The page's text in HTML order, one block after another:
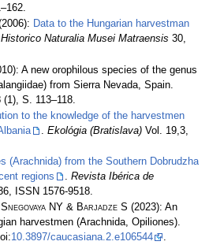
Data to the Hungarian harvestman
Naturalia Musei Matraensis 30,
A new orophilous species of the genus
from Sierra Nevada, Spain.
(1), S. 113–118.
to the knowledge of the harvestmen
. Ekológia (Bratislava) Vol. 19,3,
(Arachnida) from the Southern Dobrudzha
regions
. Revista Ibérica de
ISSN 1576-9518.
NY & Barjadze S (2023): An
harvestmen (Arachnida, Opiliones).
10.3897/caucasiana.2.e106544
.